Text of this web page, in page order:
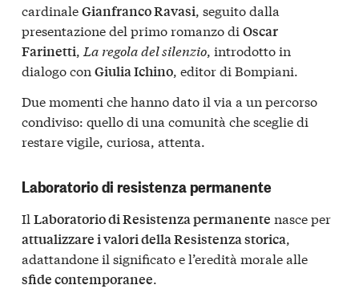
cardinaleGianfranco Ravasi, seguito dalla
presentazione del primo romanzo di Oscar
Farinetti, La regola del silenzio, introdotto in
dialogo con Giulia Ichino, editor di Bompiani.
Due momenti che hanno dato il via a un percorso
condiviso: quello di una comunità che sceglie di
restare vigile, curiosa, attenta.
Laboratorio di resistenza permanente
Il Laboratorio di Resistenza permanente nasce per
attualizzare i valori della Resistenza storica,
adattandone il significato e l’eredità morale alle
sfide contemporanee.